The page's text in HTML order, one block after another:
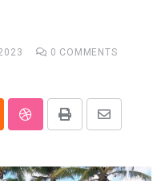
0 COMMENTS
StumbleUpon
Print
Share
Email